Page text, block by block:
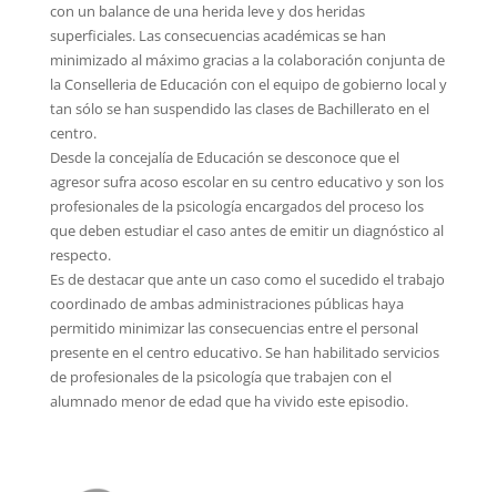
con un balance de una herida leve y dos heridas
superficiales. Las consecuencias académicas se han
minimizado al máximo gracias a la colaboración conjunta de
la Conselleria de Educación con el equipo de gobierno local y
tan sólo se han suspendido las clases de Bachillerato en el
centro.
Desde la concejalía de Educación se desconoce que el
agresor sufra acoso escolar en su centro educativo y son los
profesionales de la psicología encargados del proceso los
que deben estudiar el caso antes de emitir un diagnóstico al
respecto.
Es de destacar que ante un caso como el sucedido el trabajo
coordinado de ambas administraciones públicas haya
permitido minimizar las consecuencias entre el personal
presente en el centro educativo. Se han habilitado servicios
de profesionales de la psicología que trabajen con el
alumnado menor de edad que ha vivido este episodio.